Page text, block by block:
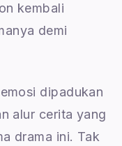
kembali
demi
dipadukan
alur cerita yang
drama ini. Tak